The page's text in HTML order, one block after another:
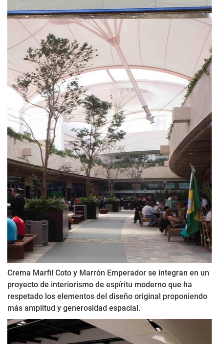
Crema Marfil Coto y Marrón Emperador se integran en un
proyecto de interiorismo de espíritu moderno que ha
respetado los elementos del diseño original proponiendo
más amplitud y generosidad espacial.